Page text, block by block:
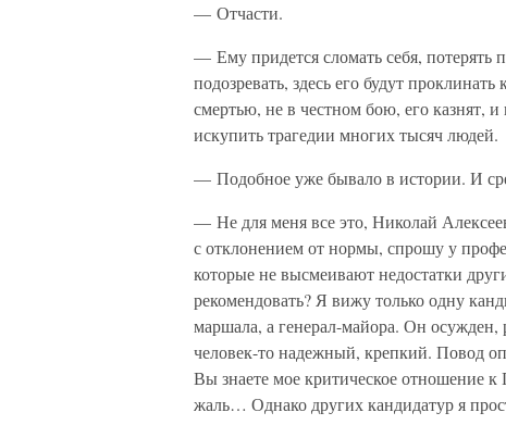
— Отчасти.
— Ему придется сломать себя, потерять
подозревать, здесь его будут
смертью, не в честном бою, его казнят,
искупить трагедии многих тысяч людей.
— Подобное уже бывало в истории. И
— Не для меня все это, Николай
с отклонением от нормы, спрошу у
которые не высмеивают недостатки
рекомендовать? Я вижу только одну
маршала, а генерал-майора. Он осужден,
человек-то надежный, крепкий. Повод
Вы знаете мое критическое отношение
жаль… Однако других кандидатур я